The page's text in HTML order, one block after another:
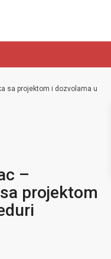
sa projektom i dozvolama u
–
projektom